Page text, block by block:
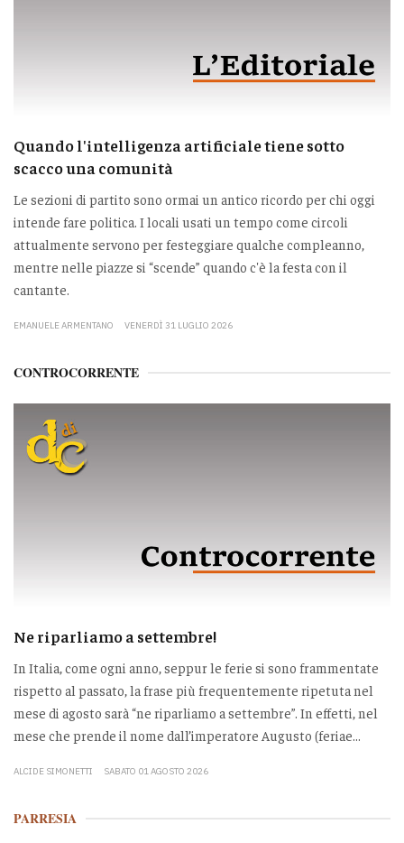
Quando l'intelligenza artificiale tiene sotto
scacco una comunità
Le sezioni di partito sono ormai un antico ricordo per chi oggi
intende fare politica. I locali usati un tempo come circoli
attualmente servono per festeggiare qualche compleanno,
mentre nelle piazze si “scende” quando c'è la festa con il
cantante.
EMANUELE ARMENTANO VENERDÌ 31 LUGLIO 2026
CONTROCORRENTE
Ne riparliamo a settembre!
In Italia, come ogni anno, seppur le ferie si sono frammentate
rispetto al passato, la frase più frequentemente ripetuta nel
mese di agosto sarà “ne riparliamo a settembre”. In effetti, nel
mese che prende il nome dall’imperatore Augusto (feriae...
ALCIDE SIMONETTI SABATO 01 AGOSTO 2026
PARRESIA